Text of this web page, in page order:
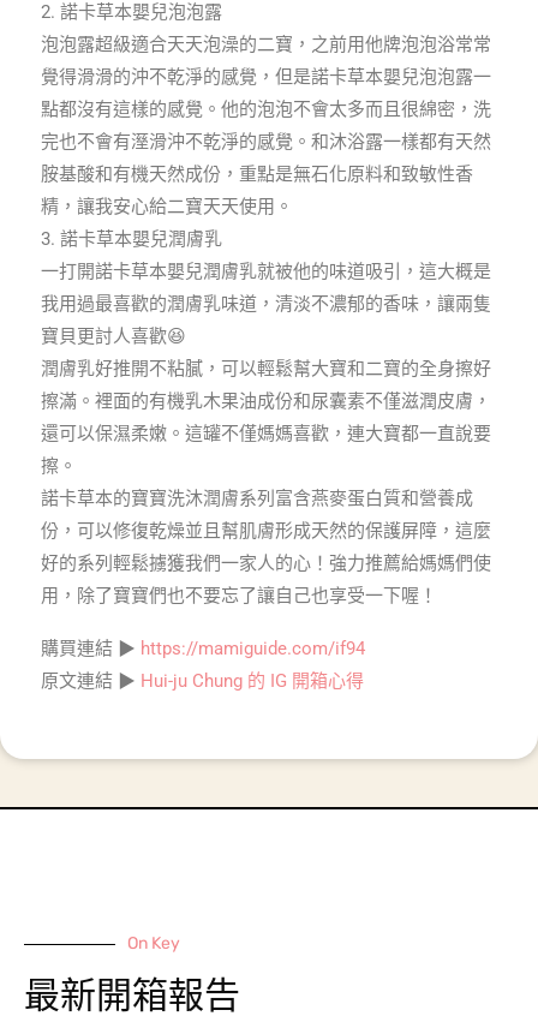
2. 諾卡草本嬰兒泡泡露
泡泡露超級適合天天泡澡的二寶，之前用他牌泡泡浴常常
覺得滑滑的沖不乾淨的感覺，但是諾卡草本嬰兒泡泡露一
點都沒有這樣的感覺。他的泡泡不會太多而且很綿密，洗
完也不會有溼滑沖不乾淨的感覺。和沐浴露一樣都有天然
胺基酸和有機天然成份，重點是無石化原料和致敏性香
精，讓我安心給二寶天天使用。
3. 諾卡草本嬰兒潤膚乳
一打開諾卡草本嬰兒潤膚乳就被他的味道吸引，這大概是
我用過最喜歡的潤膚乳味道，清淡不濃郁的香味，讓兩隻
寶貝更討人喜歡😆
潤膚乳好推開不粘膩，可以輕鬆幫大寶和二寶的全身擦好
擦滿。裡面的有機乳木果油成份和尿囊素不僅滋潤皮膚，
還可以保濕柔嫩。這罐不僅媽媽喜歡，連大寶都一直說要
擦。
諾卡草本的寶寶洗沐潤膚系列富含燕麥蛋白質和營養成
份，可以修復乾燥並且幫肌膚形成天然的保護屏障，這麼
好的系列輕鬆擄獲我們一家人的心！強力推薦給媽媽們使
用，除了寶寶們也不要忘了讓自己也享受一下喔！
購買連結 ▶ https://mamiguide.com/if94
原文連結 ▶ Hui-ju Chung 的 IG 開箱心得
On Key
最新開箱報告